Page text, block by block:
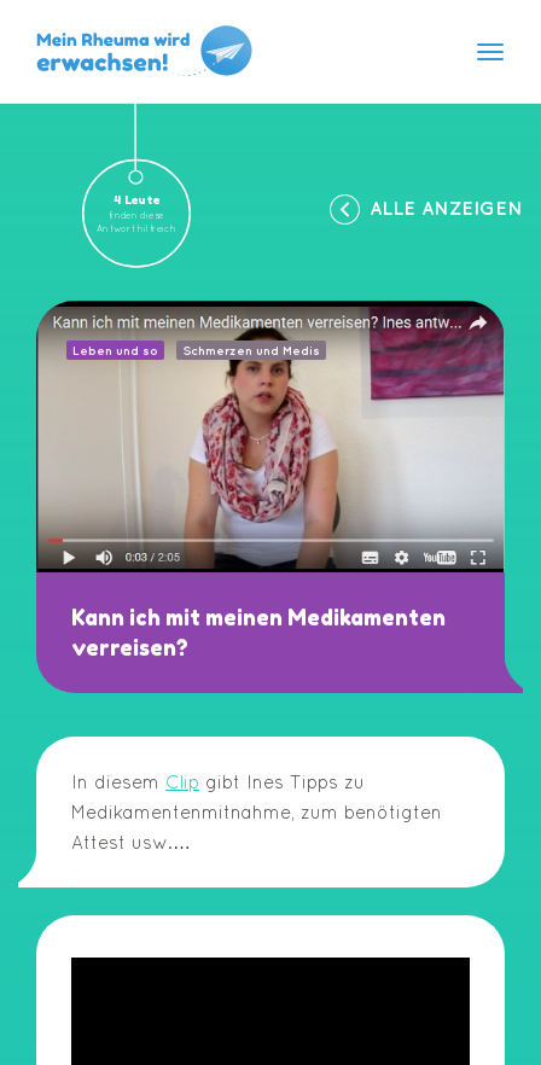
Skip
4 Leute
finden diese
Antwort hilfreich
ALLE ANZEIGEN
Leben und so Schmerzen und Medis
Kann ich mit meinen Medikamenten
verreisen?
In diesem Clip gibt Ines Tipps zu
Medikamentenmitnahme, zum benötigten
Attest usw.…